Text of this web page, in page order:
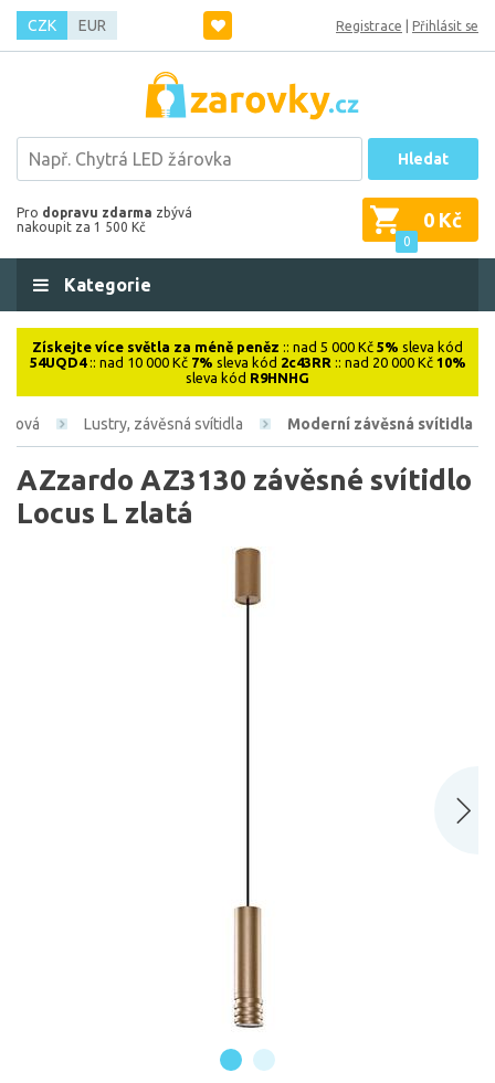
CZK EUR Registrace Přihlásit se
Hledat
Pro dopravu zdarma zbývá
nakoupit za 1 500 Kč
0
0 Kč
Kategorie
Získejte více světla za méně peněz :: nad 5 000 Kč 5% sleva kód
54UQD4:: nad 10 000 Kč 7% sleva kód 2c43RR :: nad 20 000 Kč 10%
sleva kód R9HNHG
Lustry, závěsná svítidla Moderní závěsná svítidla
AZzardo AZ3130 závěsné svítidlo
Locus L zlatá